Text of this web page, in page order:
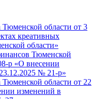
Тюменской области от 3
креативных
области»
Тюменской
р «О внесении
№ 21-р»
области от 22
изменений в